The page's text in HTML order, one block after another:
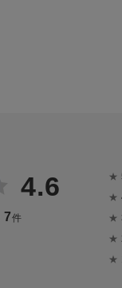
4.6
7件
★
★
★
★
★